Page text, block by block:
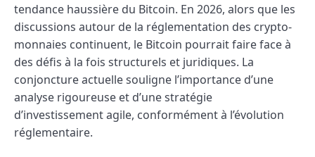
tendance haussière du Bitcoin. En 2026, alors que les
discussions autour de la réglementation des crypto-
monnaies continuent, le Bitcoin pourrait faire face à
des défis à la fois structurels et juridiques. La
conjoncture actuelle souligne l’importance d’une
analyse rigoureuse et d’une stratégie
d’investissement agile, conformément à l’évolution
réglementaire.